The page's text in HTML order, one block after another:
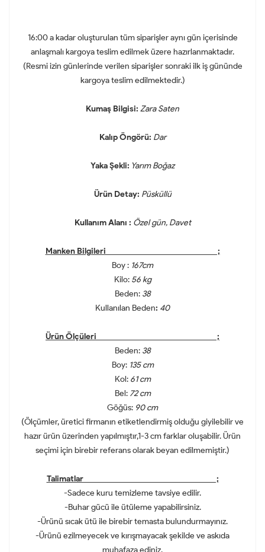
16:00 a kadar oluşturulan tüm siparişler aynı gün içerisinde
anlaşmalı kargoya teslim edilmek üzere hazırlanmaktadır.
(Resmi izin günlerinde verilen siparişler sonraki ilk iş gününde
kargoya teslim edilmektedir.)
Kumaş Bilgisi: Zara Saten
Kalıp Öngörü: Dar
Yaka Şekli: Yarım Boğaz
Ürün Detay: Püsküllü
Kullanım Alanı : Özel gün, Davet
Manken Bilgileri ;
Boy : 167cm
Kilo: 56 kg
Beden: 38
Kullanılan Beden: 40
Ürün Ölçüleri ;
Beden:38
Boy:135 cm
Kol:61 cm
Bel:72 cm
Göğüs: 90 cm
(Ölçümler, üretici firmanın etiketlendirmiş olduğu giyilebilir ve
hazır ürün üzerinden yapılmıştır,1-3 cm farklar oluşabilir. Ürün
seçimi için birebir referans olarak beyan edilmemiştir.)
Talimatlar ;
-Sadece kuru temizleme tavsiye edilir.
-Buhar gücü ile ütüleme yapabilirsiniz.
-Ürünü sıcak ütü ile birebir temasta bulundurmayınız.
-Ürünü ezilmeyecek ve kırışmayacak şekilde ve askıda
muhafaza ediniz.